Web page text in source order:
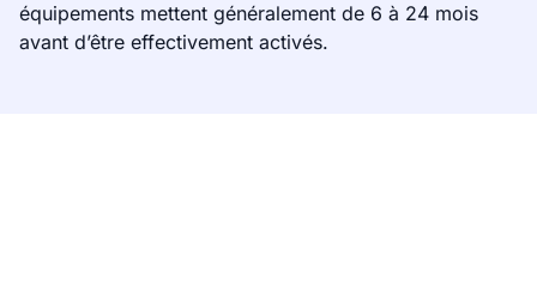
équipements mettent généralement de 6 à 24 mois
avant d’être effectivement activés.